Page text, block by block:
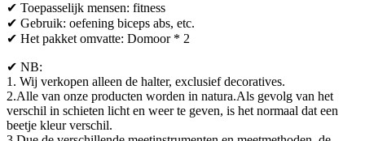
✔ Toepasselijk mensen: fitness
✔ Gebruik: oefening biceps abs, etc.
✔ Het pakket omvatte: Domoor * 2
✔ NB:
1. Wij verkopen alleen de halter, exclusief decoratives.
2.Alle van onze producten worden in natura.Als gevolg van het
verschil in schieten licht en weer te geven, is het normaal dat een
beetje kleur verschil.